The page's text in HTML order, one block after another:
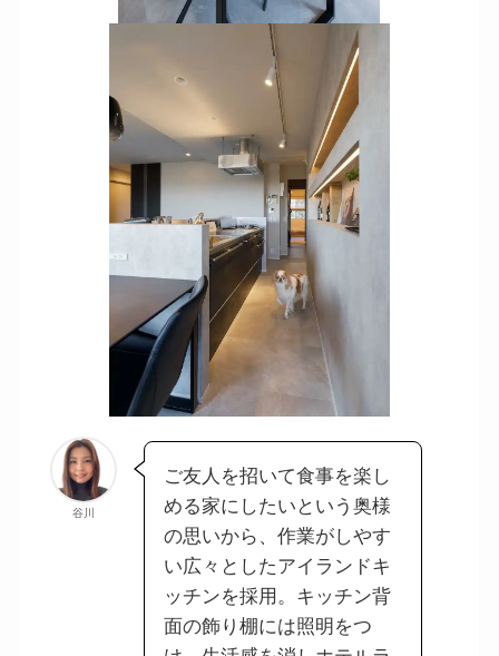
谷川
ご友人を招いて食事を楽し
める家にしたいという奥様
の思いから、作業がしやす
い広々としたアイランドキ
ッチンを採用。キッチン背
面の飾り棚には照明をつ